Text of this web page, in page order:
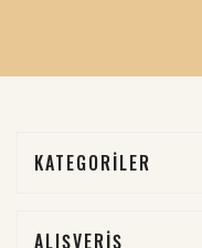
KATEGORİLER
ALIŞVERİŞ